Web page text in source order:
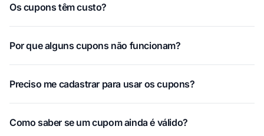
Os cupons têm custo?
Por que alguns cupons não funcionam?
Preciso me cadastrar para usar os cupons?
Como saber se um cupom ainda é válido?